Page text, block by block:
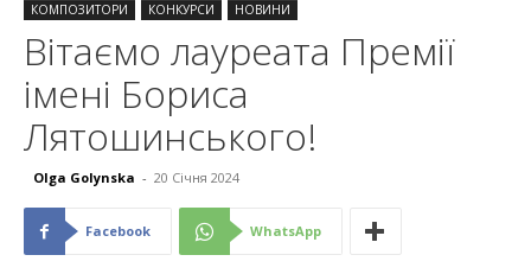
КОМПОЗИТОРИ КОНКУРСИ НОВИНИ
Вітаємо лауреата Премії
імені Бориса
Лятошинського!
Olga Golynska - 20 Січня 2024
Facebook WhatsApp